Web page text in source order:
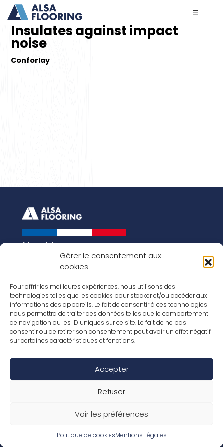
Gérer le consentement aux
cookies
Pour offrir les meilleures expériences, nous utilisons des
technologies telles que les cookies pour stocker et/ou accéder aux
informations des appareils. Le fait de consentir à ces technologies
nous permettra de traiter des données telles que le comportement
de navigation ou les ID uniques sur ce site. Le fait de ne pas
consentir ou de retirer son consentement peut avoir un effet négatif
sur certaines caractéristiques et fonctions.
Accepter
Refuser
Voir les préférences
Politique de cookiesMentions Légales
☰
Insulates against impact
noise
Conforlay
A French brand
Our vision for the world of tomorrow
Our floorings
Our laminates
Our parquets
Our wood veneers
Our accessories
General terms and conditions of sale